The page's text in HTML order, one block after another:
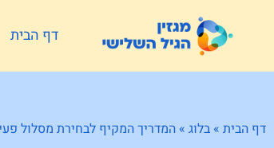
דף הבית
דף הבית » בלוג » המדריך המקיף לבחירת מסלול